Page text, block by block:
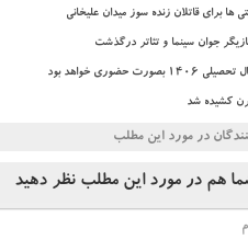
ها برای قاتلان زنده سوز میدان علیخانی
جوان سینما و تئاتر درگذشت
حضوری خواهد بود
کشیده شد
در مورد این مطلب
هم در مورد این مطلب نظر دهید